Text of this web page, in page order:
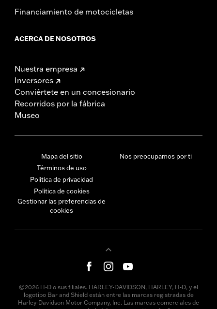
Financiamiento de motocicletas
ACERCA DE NOSOTROS
Nuestra empresa
Inversores
Conviértete en un concesionario
Recorridos por la fábrica
Museo
Mapa del sitio
Términos de uso
Política de privacidad
Política de cookies
Gestionar las preferencias de
cookies
Nos preocupamos por ti
©2026 H-D o sus filiales. HARLEY-DAVIDSON, HARLEY, H-D, y el
logotipo Bar and Shield están entre las marcas registradas de
Harley-Davidson Motor Company, Inc. Las marcas comerciales de